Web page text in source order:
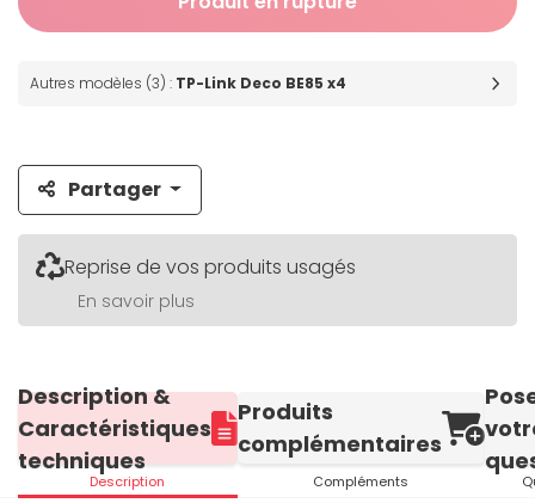
Autres modèles (3) : TP-Link Deco BE85 x4
Partager
Reprise de vos produits usagés
En savoir plus
Description &
Caractéristiques
techniques
Description
Produits
complémentaires
Compléments